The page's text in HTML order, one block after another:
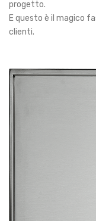
progetto.
E questo è il magico
clienti.